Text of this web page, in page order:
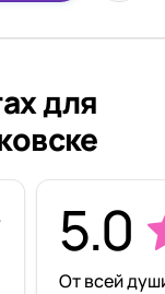
для
5.0
От всей